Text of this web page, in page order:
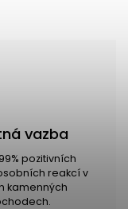
vazba
pozitivních
reakcí v
kamenných